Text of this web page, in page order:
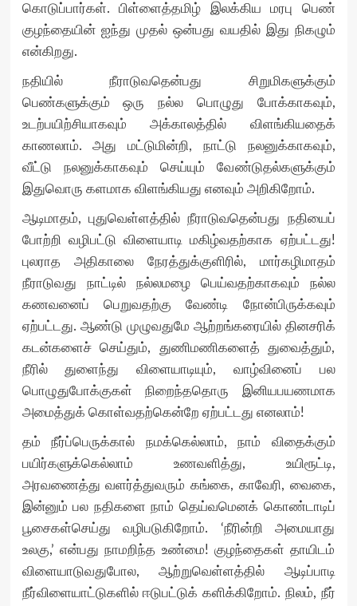
கொடுப்பார்கள். பிள்ளைத்தமிழ் இலக்கிய மரபு பெண்
குழந்தையின் ஐந்து முதல் ஒன்பது வயதில் இது நிகழும்
என்கிறது.
நதியில் நீராடுவதென்பது சிறுமிகளுக்கும்
பெண்களுக்கும் ஒரு நல்ல பொழுது போக்காகவும்,
உடற்பயிற்சியாகவும் அக்காலத்தில் விளங்கியதைக்
காணலாம். அது மட்டுமின்றி, நாட்டு நலனுக்காகவும்,
வீட்டு நலனுக்காகவும் செய்யும் வேண்டுதல்களுக்கும்
இதுவொரு களமாக விளங்கியது எனவும் அறிகிறோம்.
ஆடிமாதம், புதுவெள்ளத்தில் நீராடுவதென்பது நதியைப்
போற்றி வழிபட்டு விளையாடி மகிழ்வதற்காக ஏற்பட்டது!
புலராத அதிகாலை நேரத்துக்குளிரில், மார்கழிமாதம்
நீராடுவது நாட்டில் நல்லமழை பெய்வதற்காகவும் நல்ல
கணவனைப் பெறுவதற்கு வேண்டி நோன்பிருக்கவும்
ஏற்பட்டது. ஆண்டு முழுவதுமே ஆற்றங்கரையில் தினசரிக்
கடன்களைச் செய்தும், துணிமணிகளைத் துவைத்தும்,
நீரில் துளைந்து விளையாடியும், வாழ்வினைப் பல
பொழுதுபோக்குகள் நிறைந்ததொரு இனியபயணமாக
அமைத்துக் கொள்வதற்கென்றே ஏற்பட்டது எனலாம்!
தம் நீர்ப்பெருக்கால் நமக்கெல்லாம், நாம் விதைக்கும்
பயிர்களுக்கெல்லாம் உணவளித்து, உயிரூட்டி,
அரவணைத்து வளர்த்துவரும் கங்கை, காவேரி, வைகை,
இன்னும் பல நதிகளை நாம் தெய்வமெனக் கொண்டாடிப்
பூசைகள்செய்து வழிபடுகிறோம். ‘நீரின்றி அமையாது
உலகு,’ என்பது நாமறிந்த உண்மை! குழந்தைகள் தாயிடம்
விளையாடுவதுபோல, ஆற்றுவெள்ளத்தில் ஆடிப்பாடி
நீர்விளையாட்டுகளில் ஈடுபட்டுக் களிக்கிறோம். நிலம், நீர்